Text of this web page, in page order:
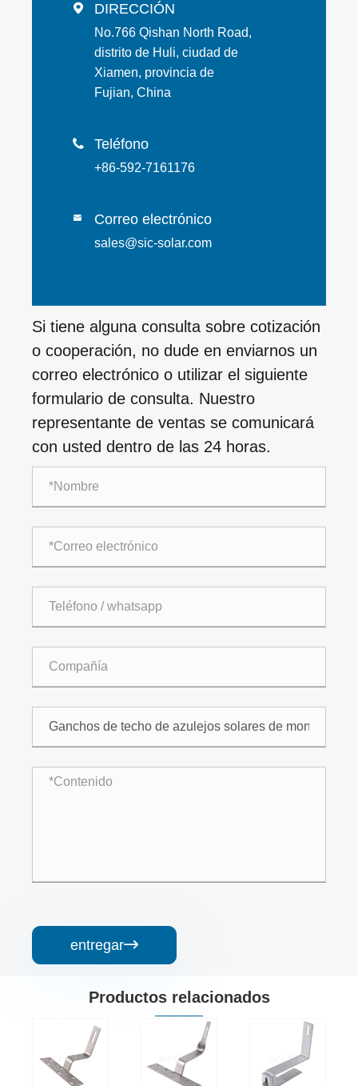
 DIRECCIÓN
No.766 Qishan North Road,
distrito de Huli, ciudad de
Xiamen, provincia de
Fujian, China
 Teléfono
+86-592-7161176
 Correo electrónico
sales@sic-solar.com
Si tiene alguna consulta sobre cotización
o cooperación, no dude en enviarnos un
correo electrónico o utilizar el siguiente
formulario de consulta. Nuestro
representante de ventas se comunicará
con usted dentro de las 24 horas.
entregar
Productos relacionados